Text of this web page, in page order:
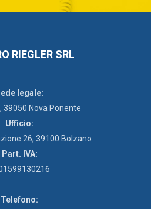
RIEGLER SRL
legale:
39050 Nova Ponente
Ufficio:
26, 39100 Bolzano
Part. IVA:
Telefono: